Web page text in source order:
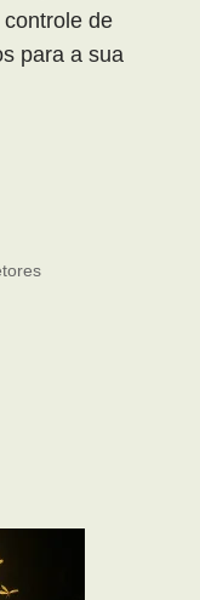
de
para a sua